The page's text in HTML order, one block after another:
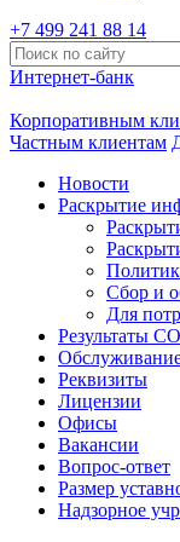
+7 499 241 88 14
Интернет-банк
Корпоративным
Частным клиентам
Новости
Раскрытие
Сбор и
Для
Результаты
Реквизиты
Лицензии
Офисы
Вакансии
Вопрос-ответ
Размер
Надзорное